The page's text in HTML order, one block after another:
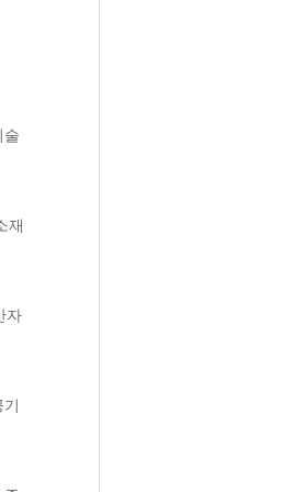
술
재
자